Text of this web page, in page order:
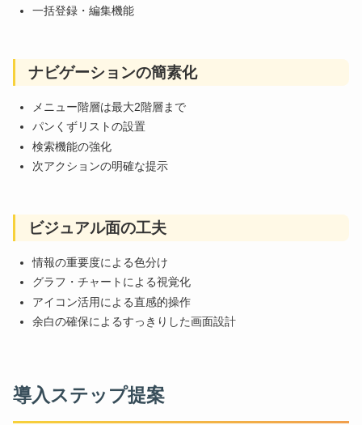
一括登録・編集機能
ナビゲーションの簡素化
メニュー階層は最大2階層まで
パンくずリストの設置
検索機能の強化
次アクションの明確な提示
ビジュアル面の工夫
情報の重要度による色分け
グラフ・チャートによる視覚化
アイコン活用による直感的操作
余白の確保によるすっきりした画面設計
導入ステップ提案